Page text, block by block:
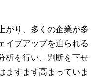
がり、多くの企業が多
イプアップを迫られる
析を行い、判断を下せ
ますます高まっていま